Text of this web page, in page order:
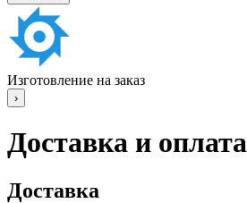
Изготовление на заказ
›
Доставка и оплата
Доставка